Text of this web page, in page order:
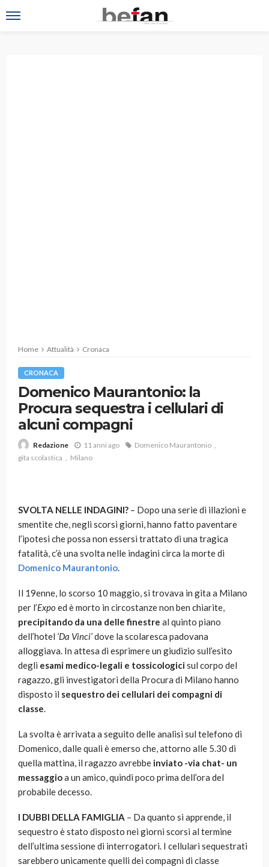
Home Attualità Cronaca
CRONACA
Domenico Maurantonio: la
Procura sequestra i cellulari di
alcuni compagni
Redazione 11 anni ago
Domenico Maurantonio
gita scolastica
Milano
SVOLTA NELLE INDAGINI? – Dopo una serie di illazioni e
smentite che, negli scorsi giorni, hanno fatto paventare
l’ipotesi che possa non essersi trattato di una tragica
fatalità, c’è una svolta nelle indagini circa la morte di
Domenico Maurantonio.
Il 19enne, lo scorso 10 maggio, si trovava in gita a Milano
per l’Expo ed è morto in circostanze non ben chiarite,
precipitando da una delle finestre al quinto piano
dell’hotel ‘Da Vinci’dove la scolaresca padovana
alloggiava. In attesa di esprimere un giudizio sull’esito
degli esami medico-legali e tossicologicisul corpo del
ragazzo, gli investigatori della Procura di Milano hanno
disposto il sequestro dei cellulari dei compagni di
classe.
La svolta è arrivata a seguito delle analisi sul telefono di
Domenico, dalle quali è emerso che, attorno alle 5.30 di
quella mattina, il ragazzo avrebbe inviato -via chat- un
messaggioa un amico, quindi poco prima dell’ora del
probabile decesso.
I DUBBI DELLA FAMIGLIA – Da quanto si apprende, il
sequestro è stato disposto nei giorni scorsi al termine
dell’ultima sessione di interrogatori. I cellulari sequestrati
sarebbero unicamente quelli dei compagni di classe